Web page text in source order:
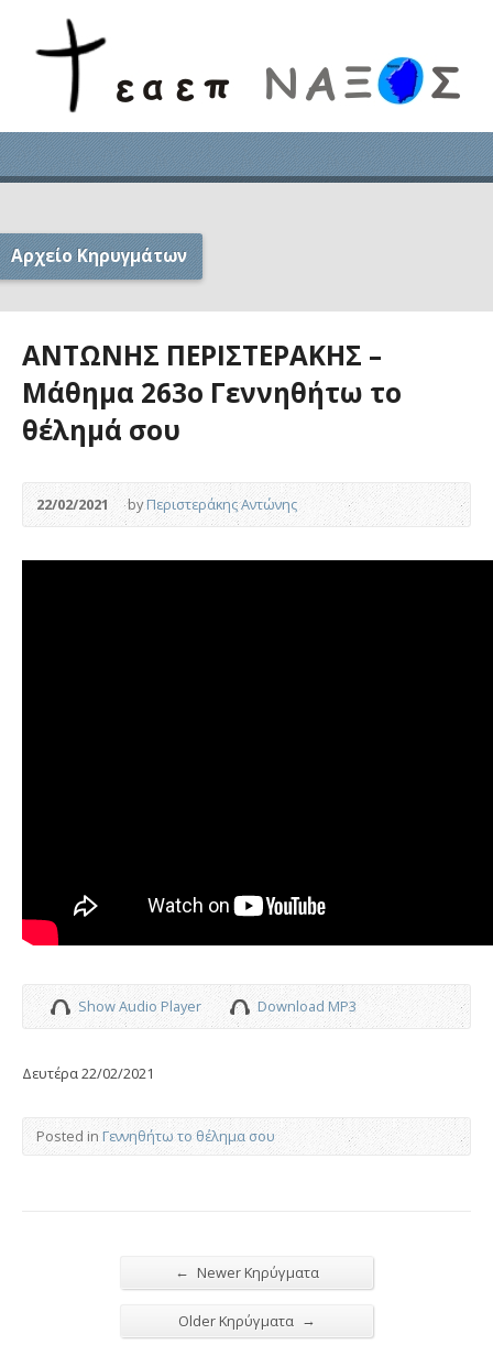
Αρχείο Κηρυγμάτων
ΑΝΤΩΝΗΣ ΠΕΡΙΣΤΕΡΑΚΗΣ –
Μάθημα 263ο Γεννηθήτω το
θέλημά σου
22/02/2021 byΠεριστεράκης Αντώνης
Show Audio Player Download MP3
Δευτέρα 22/02/2021
Posted in Γεννηθήτω το θέλημα σου
← Newer Κηρύγματα
Older Κηρύγματα →